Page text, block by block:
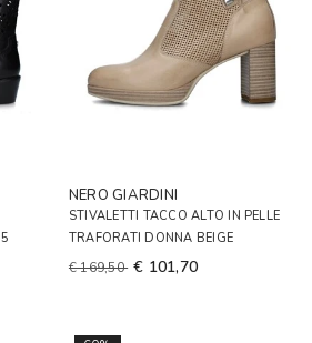
NERO GIARDINI
STIVALETTI TACCO ALTO IN PELLE
TRAFORATI DONNA BEIGE
€ 169,50 € 101,70